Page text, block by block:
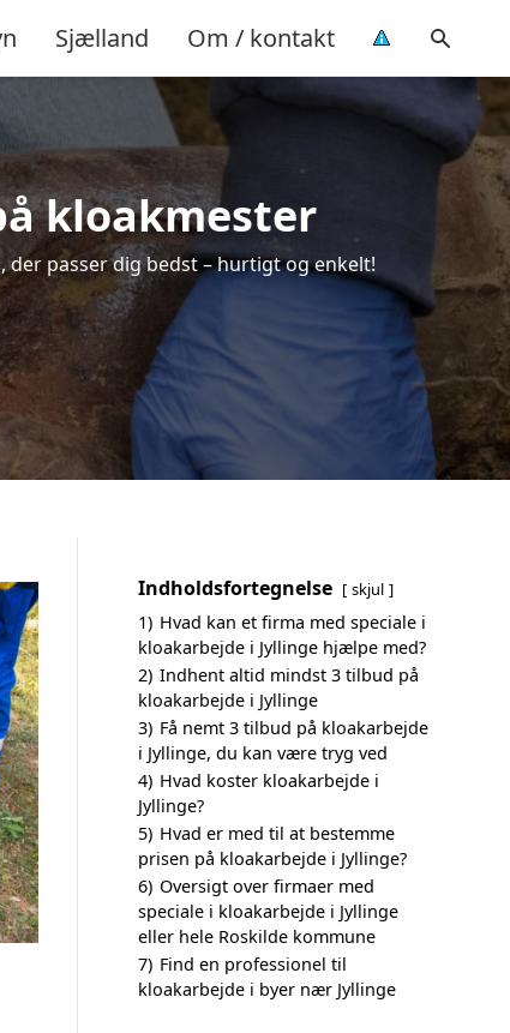
Sjælland Om / kontakt
kloakmester
passer dig bedst – hurtigt og enkelt!
Indholdsfortegnelse skjul
1) Hvad kan et firma med speciale i
kloakarbejde i Jyllinge hjælpe med?
2) Indhent altid mindst 3 tilbud på
kloakarbejde i Jyllinge
3) Få nemt 3 tilbud på kloakarbejde
i Jyllinge, du kan være tryg ved
4) Hvad koster kloakarbejde i
Jyllinge?
5) Hvad er med til at bestemme
prisen på kloakarbejde i Jyllinge?
6) Oversigt over firmaer med
speciale i kloakarbejde i Jyllinge
eller hele Roskilde kommune
7) Find en professionel til
kloakarbejde i byer nær Jyllinge